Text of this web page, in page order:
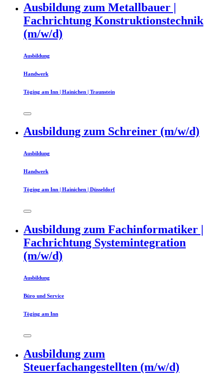
Ausbildung zum Metallbauer |
Fachrichtung Konstruktionstechnik
(m/w/d)
Ausbildung
Handwerk
Töging am Inn | Hainichen | Traunstein
Ausbildung zum Schreiner (m/w/d)
Ausbildung
Handwerk
Töging am Inn | Hainichen | Düsseldorf
Ausbildung zum Fachinformatiker |
Fachrichtung Systemintegration
(m/w/d)
Ausbildung
Büro und Service
Töging am Inn
Ausbildung zum
Steuerfachangestellten (m/w/d)